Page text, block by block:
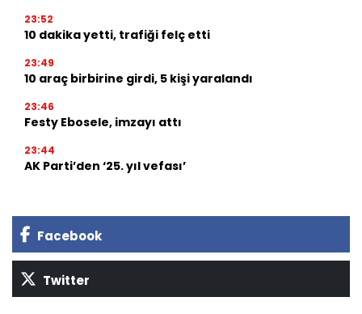
23:52
10 dakika yetti, trafiği felç etti
23:49
10 araç birbirine girdi, 5 kişi yaralandı
23:46
Festy Ebosele, imzayı attı
23:44
AK Parti’den ‘25. yıl vefası’
Facebook
Twitter